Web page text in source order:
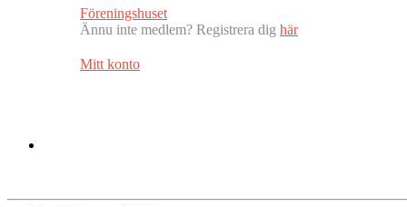
Föreningshuset
Ännu inte medlem? Registrera dig här
Mitt konto